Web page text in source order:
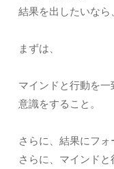
結果を出したいなら、
まずは、
マインドと行動を一
意識をすること。
さらに、結果にフォ
さらに、マインドと